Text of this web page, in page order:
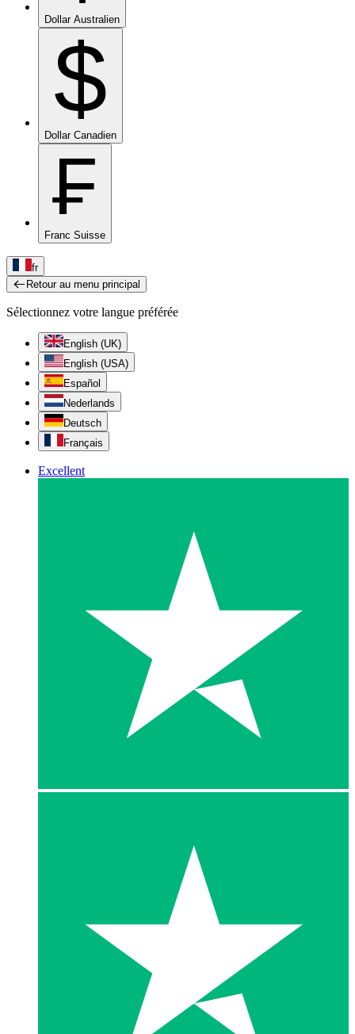
Dollar Australien
$
Dollar Canadien
₣
Franc Suisse
fr
Retour au menu principal
Sélectionnez votre langue préférée
English (UK)
English (USA)
Español
Nederlands
Deutsch
Français
Excellent